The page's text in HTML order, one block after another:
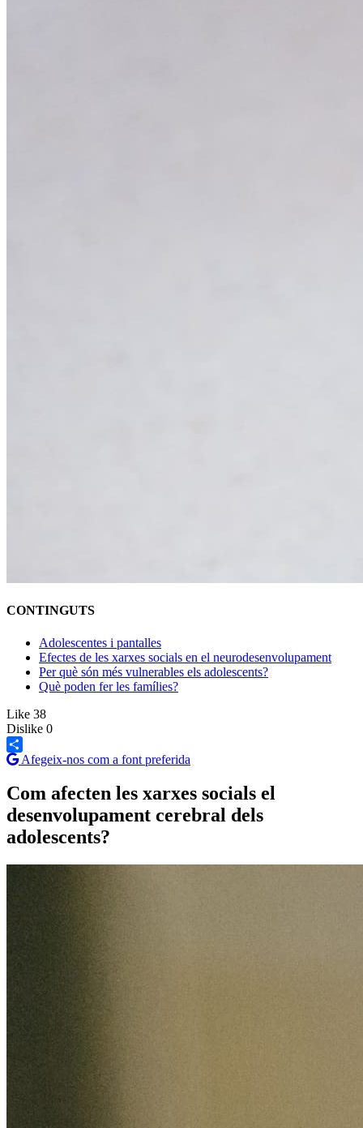
CONTINGUTS
Adolescentes i pantalles
Efectes de les xarxes socials en el neurodesenvolupament
Per què són més vulnerables els adolescents?
Què poden fer les famílies?
Like 38
Dislike 0
Share
Afegeix-nos com a font preferida
Com afecten les xarxes socials el
desenvolupament cerebral dels
adolescents?